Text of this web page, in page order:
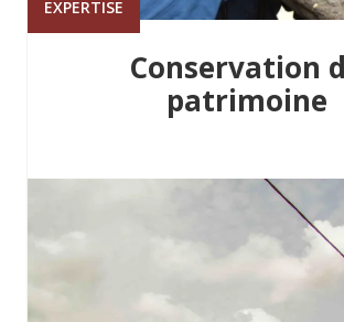
EXPERTISE
Conservation
patrimoine